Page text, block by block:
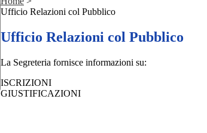
Ufficio Relazioni col Pubblico
Ufficio Relazioni col Pubblico
La Segreteria fornisce informazioni su:
ISCRIZIONI
GIUSTIFICAZIONI